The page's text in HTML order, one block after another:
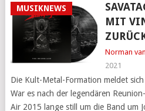
MUSIKNEWS
MIT
Norman
2021
Die Kult-Metal-Formation meldet
War es nach der legendären
Air 2015 lange still um die Band um